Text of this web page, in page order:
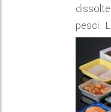
pesci.